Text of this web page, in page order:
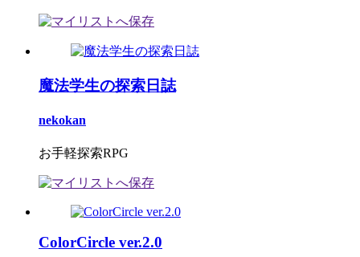
魔法学生の探索日誌
nekokan
お手軽探索RPG
ColorCircle ver.2.0